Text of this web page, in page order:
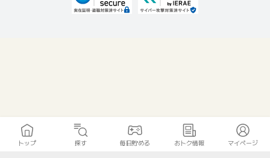
トップ 探す 毎日貯める おトク情報 マイページ